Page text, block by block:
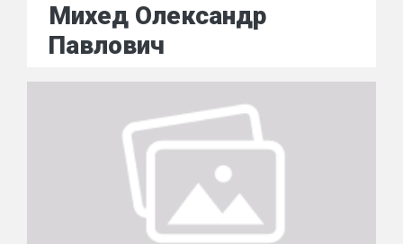
Михед Олександр
Павлович